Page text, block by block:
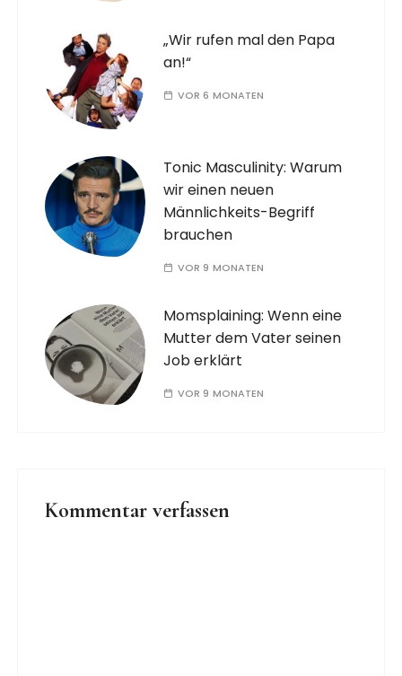
„Wir rufen mal den Papa
an!“
VOR 6 MONATEN
Tonic Masculinity: Warum
wir einen neuen
Männlichkeits-Begriff
brauchen
VOR 9 MONATEN
Momsplaining: Wenn eine
Mutter dem Vater seinen
Job erklärt
VOR 9 MONATEN
Kommentar verfassen